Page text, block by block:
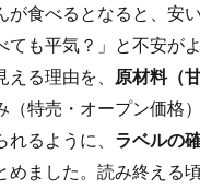
食べるとなると、安
も平気？」と不安がよ
る理由を、
原材料（
（特売・オープン価格
るように、 ラベルの
めました。読み終える